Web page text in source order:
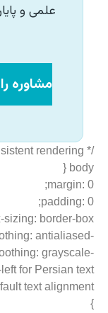
علمی و
مشاوره
/* Basic reset for consistent rendering */
body {
margin: 0;
padding: 0;
sizing: border-box;
-webkit-font-smoothing: antialiased;
-moz-osx-font-smoothing: grayscale;
for Persian text */
text alignment */
}